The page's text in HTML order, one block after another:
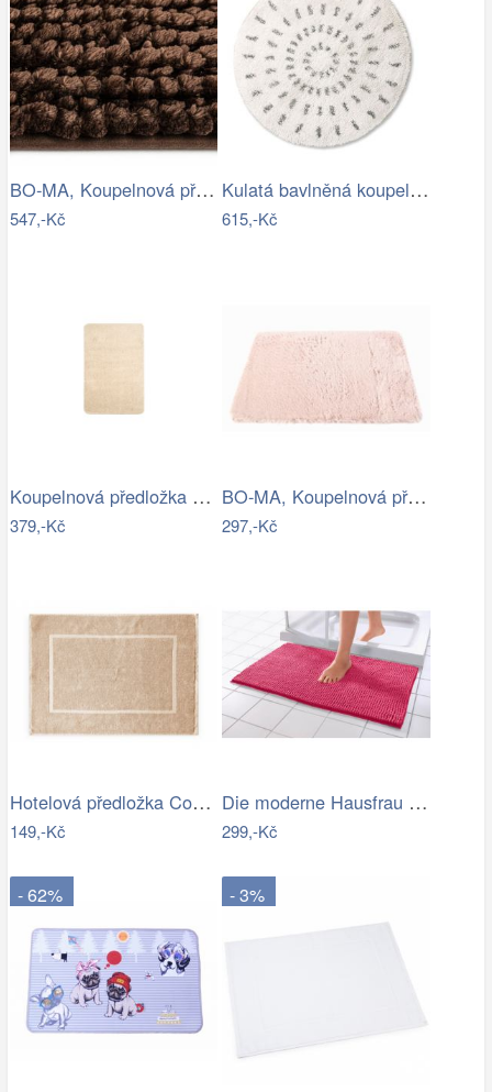
BO-MA, Koupelnová předložka Ella micro…
547,-Kč
Kulatá bavlněná koupelnová předložka…
615,-Kč
Koupelnová předložka Optima 60x90 cm…
379,-Kč
BO-MA, Koupelnová předložka Rabbit New…
297,-Kč
Hotelová předložka Comfort krémová 750g…
149,-Kč
Die moderne Hausfrau Koupelnová…
299,-Kč
- 62% - 3%